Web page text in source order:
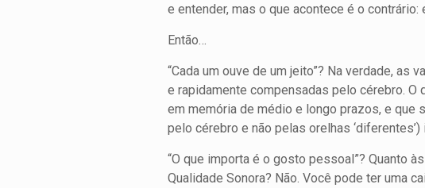
e entender, mas o que acontece é o
Então…
“Cada um ouve de um jeito”? Na verdade,
e rapidamente compensadas pelo cérebro.
em memória de médio e longo prazos, e que
pelo cérebro e não pelas orelhas
“O que importa é o gosto pessoal”? Quanto
Qualidade Sonora? Não. Você pode ter uma